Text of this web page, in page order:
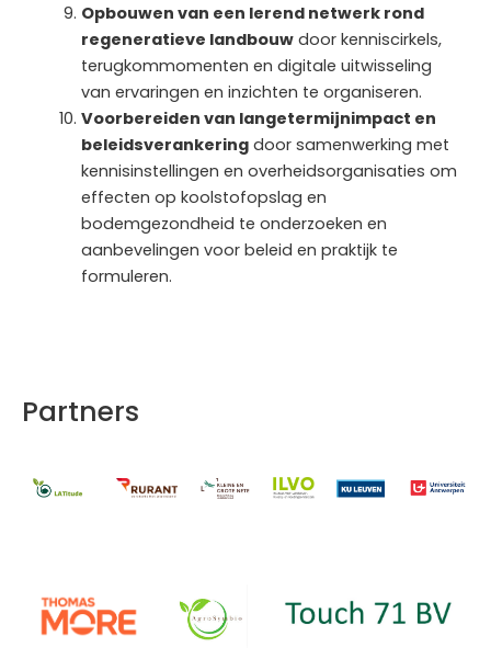
Opbouwen van een lerend netwerk rond
regeneratieve landbouwdoor kenniscirkels,
terugkommomenten en digitale uitwisseling
van ervaringen en inzichten te organiseren.
Voorbereiden van langetermijnimpact en
beleidsverankeringdoor samenwerking met
kennisinstellingen en overheidsorganisaties om
effecten op koolstofopslag en
bodemgezondheid te onderzoeken en
aanbevelingen voor beleid en praktijk te
formuleren.
Partners